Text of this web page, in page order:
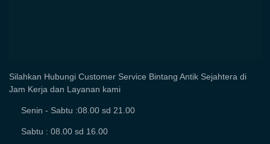
Silahkan Hubungi Customer Service Bintang Antik Sejahtera di
Jam Kerja dan Layanan kami
Senin - Sabtu :08.00 sd 21.00
Sabtu : 08.00 sd 16.00